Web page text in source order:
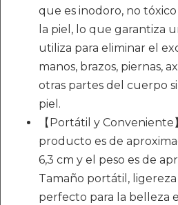
que es inodoro, no
la piel, lo que garantiza
utiliza para eliminar el
manos, brazos, piernas,
otras partes del cuerpo
piel.
【Portátil y Conveniente
producto es de
6,3 cm y el peso es de
Tamaño portátil,
perfecto para la belleza